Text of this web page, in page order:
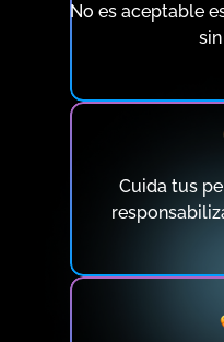
No es aceptable
Cuida tus